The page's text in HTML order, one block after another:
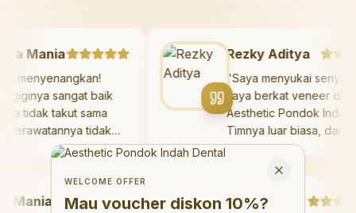
Mania
menyenangkan!
giginya sangat baik
saya tidak takut sama
Perawatannya tidak
dan saya bisa bermain
suka pergi ke dokter
sekarang!"
Rezky Aditya
"Saya menyukai
saya berkat veneer
Aesthetic Pondok
Timnya luar biasa,
hasilnya melebihi
saya. Saya
hari.
Welcome Offer
Mau voucher diskon <strong>10%</strong>?
WELCOME OFFER
Mau voucher diskon 10%?
Close